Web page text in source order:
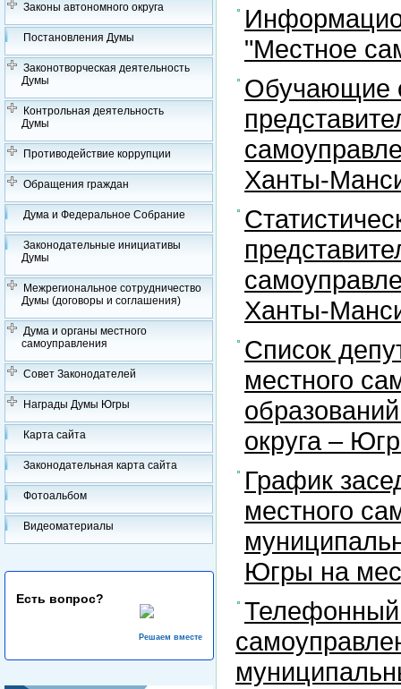
Законы автономного округа
Постановления Думы
Законотворческая деятельность
Думы
Контрольная деятельность
Думы
Противодействие коррупции
Обращения граждан
Дума и Федеральное Собрание
Законодательные инициативы
Думы
Межрегиональное сотрудничество
Думы (договоры и соглашения)
Дума и органы местного
самоуправления
Совет Законодателей
Награды Думы Югры
Карта сайта
Законодательная карта сайта
Фотоальбом
Видеоматериалы
Есть вопрос?
Решаем вместе
"Местное
Обучающие
Ханты-
Ханты-
Список
местного
округа –
График
местного
Югры на
Телефонный